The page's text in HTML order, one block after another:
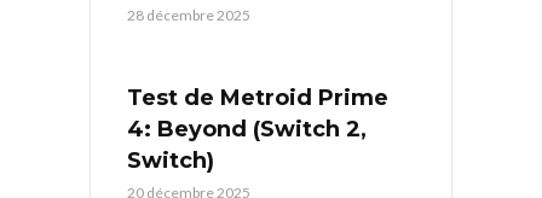
28 décembre 2025
Test de Metroid Prime
4: Beyond (Switch 2,
Switch)
20 décembre 2025